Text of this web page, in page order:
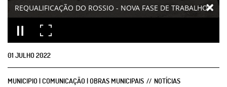
REQUALIFICAÇÃO DO ROSSIO - NOVA FASE DE TRABALHO
01 JULHO2022
MUNICIPIO | COMUNICAÇÃO | OBRAS MUNICIPAIS NOTÍCIAS